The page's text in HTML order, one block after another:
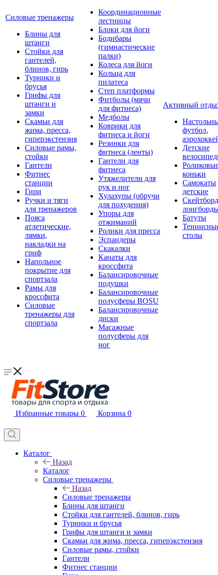
Силовые тренажеры
Блины для
штанги
Стойки для
гантелей,
блинов, гирь
Турники и
брусья
Грифы для
штанги и
замки
Скамьи для
жима, пресса,
гиперэкстензия
Силовые рамы,
стойки
Гантели
Фитнес
станции
Гири
Ручки и тяги
для тренажеров
Пояса
атлетические,
лямки,
накладки на
гриф
Напольное
покрытие для
спортзала
Рамы для
кроссфита
Силовые
тренажеры для
спортзала
Координационные
лестницы
Блоки для йоги
Бодибары
(гимнастические
палки)
Колеса для йоги
Кольца для
пилатеса
Степ платформы
Фитболы (мячи
для фитнеса)
Медболы
Коврики для
фитнеса и йоги
Резинки для
фитнеса (ленты)
Гантели для
фитнеса
Утяжелители для
рук и ног
Хулахупы (обручи
для похудения)
Упоры для
отжиманий
Ролики для пресса
Эспандеры
Скакалки
Канаты для
кроссфита
Балансировочные
подушки
Балансировочные
полусферы BOSU
Балансировочные
диски
Масажные
полусферы для
ног
Активный
футбол,
Детские
коньки
Самокаты
детские
Батуты
столы
Избранные товары 0 Корзина 0
Каталог
Назад
Каталог
Силовые тренажеры
Назад
Силовые тренажеры
Блины для штанги
Стойки для гантелей, блинов, гирь
Турники и брусья
Грифы для штанги и замки
Скамьи для жима, пресса, гиперэкстензия
Силовые рамы, стойки
Гантели
Фитнес станции